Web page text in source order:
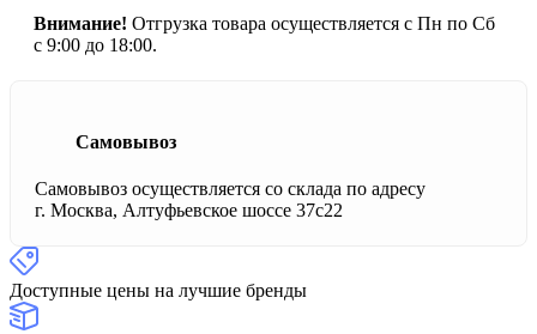
Внимание! Отгрузка товара осуществляется с Пн по Сб
с 9:00 до 18:00.
Самовывоз
Самовывоз осуществляется со склада по адресу
г. Москва, Алтуфьевское шоссе 37с22
Доступные цены на лучшие бренды